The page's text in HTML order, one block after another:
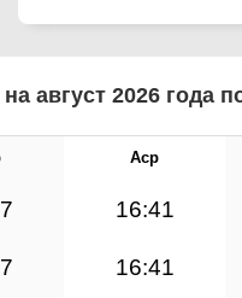
август 2026 года
Аср
16:41
16:41